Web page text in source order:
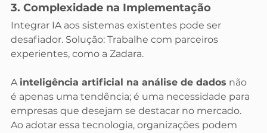
3. Complexidade na Implementação
Integrar IA aos sistemas existentes pode ser
desafiador. Solução: Trabalhe com parceiros
experientes, como a Zadara.
A inteligência artificial na análise de dados não
é apenas uma tendência; é uma necessidade para
empresas que desejam se destacar no mercado.
Ao adotar essa tecnologia, organizações podem